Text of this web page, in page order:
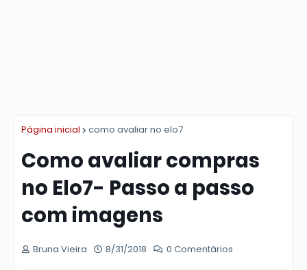
Página inicial como avaliar no elo7
Como avaliar compras
no Elo7- Passo a passo
com imagens
Bruna Vieira 8/31/2018 0 Comentários